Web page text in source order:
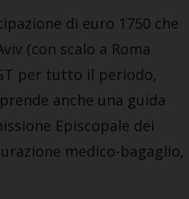
di euro 1750 che
(con scalo a Roma
per tutto il periodo,
anche una guida
Episcopale dei
medico-bagaglio,